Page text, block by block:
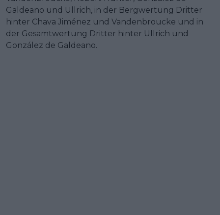
Galdeano und Ullrich, in der Bergwertung Dritter
hinter Chava Jiménez und Vandenbroucke und in
der Gesamtwertung Dritter hinter Ullrich und
González de Galdeano.